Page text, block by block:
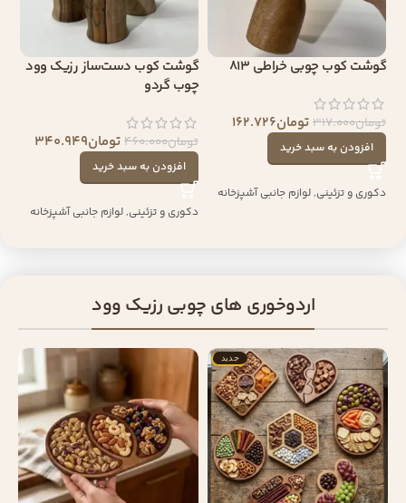
گوشت کوب چوبی خراطی 813
تومان317.000تومان162.726
افزودن به سبد خرید
دکوری و تزئینی,لوازم جانبی آشپزخانه
گوشت کوب دست‌ساز رزیک وود
چوب گردو
تومان460.000تومان340.949
افزودن به سبد خرید
دکوری و تزئینی,لوازم جانبی آشپزخانه
اردوخوری های چوبی رزیک وود
جدید